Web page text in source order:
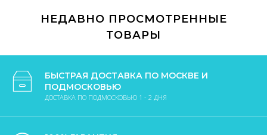
НЕДАВНО ПРОСМОТРЕННЫЕ
ТОВАРЫ
БЫСТРАЯ ДОСТАВКА ПО МОСКВЕ И
ПОДМОСКОВЬЮ
ДОСТАВКА ПО ПОДМОСКОВЬЮ 1 - 2 ДНЯ